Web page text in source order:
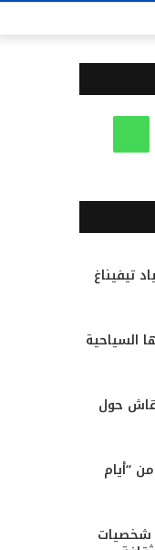
عن
ت
س
ا
تيفيناغ
السياحية
حول
“أيام
شخصيات